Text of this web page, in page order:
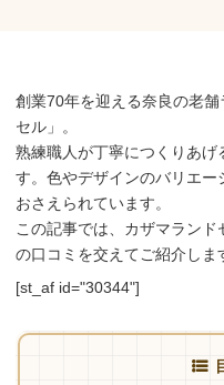
創業70年を迎える奈良の老
セル」。
熟練職人が丁寧につくりあ
す。色やデザインのバリエー
おさえられています。
この記事では、カザマラン
の口コミを交えてご紹介しま
[st_af id="30344"]